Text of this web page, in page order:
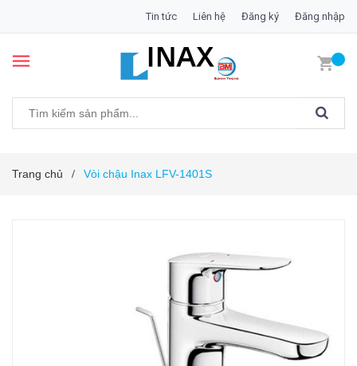
Tin tức Liên hệ Đăng ký Đăng nhập
Trang chủ / Vòi chậu Inax LFV-1401S